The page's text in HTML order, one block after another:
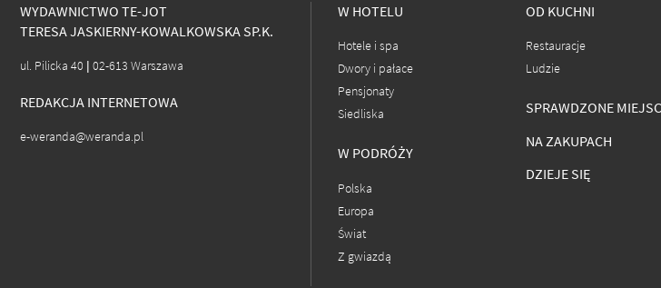
WYDAWNICTWO TE-JOT
TERESA JASKIERNY-KOWALKOWSKA SP.K.
ul. Pilicka 40 | 02-613 Warszawa
REDAKCJA INTERNETOWA
e-weranda@weranda.pl
W HOTELU
Hotele i spa
Dwory i pałace
Pensjonaty
Siedliska
W PODRÓŻY
Polska
Europa
Świat
Z gwiazdą
OD KUCHNI
Restauracje
Ludzie
SPRAWDZONE
NA ZAKUPACH
DZIEJE SIĘ